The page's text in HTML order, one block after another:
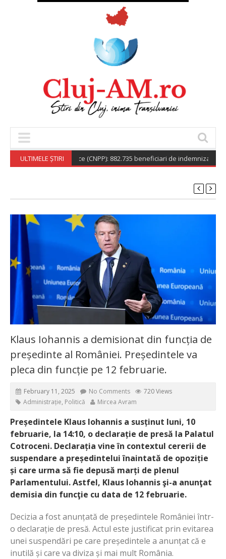
ULTIMELE ȘTIRI
de Pensii Publice (CNPP): 882.735 beneficiari de indemnizație
Klaus Iohannis a demisionat din funcția de
președinte al României. Președintele va
pleca din funcție pe 12 februarie.
February 11, 2025 No Comments
720 Views
Administrație, Politică Mircea Avram
Președintele Klaus Iohannis a susținut luni, 10
februarie, la 14:10, o declarație de presă la Palatul
Cotroceni. Declarația vine în contextul cererii de
suspendare a președintelui înaintată de opoziție
și care urma să fie depusă marți de plenul
Parlamentului. Astfel, Klaus Iohannis şi-a anunţat
demisia din funcţie cu data de 12 februarie.
Decizia a fost anunțată de președintele României într-
o declarație de presă. Actul este justificat prin evitarea
unei suspendări pe care președintele a anunțat că e
inutilă și care va diviza și mai mult România.